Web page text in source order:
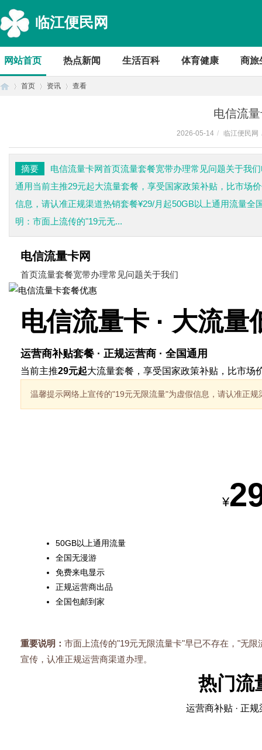
临江便民网
网站首页 热点新闻 生活百科 体育健康 商旅
首页 资讯 查看
电信流
2026-05-14 / 临江便民网
摘要
电信流量卡网首页流量套餐宽带办理常见问题关于我
通用当前主推29元起大流量套餐，享受国家政策补贴，比市场
信息，请认准正规渠道热销套餐¥29/月起50GB以上通用流量
明：市面上流传的"19元无...
电信流量卡网
首页流量套餐宽带办理常见问题关于我们
电信流量卡 · 大流量
运营商补贴套餐 · 正规运营商 · 全国通用
当前主推29元起大流量套餐，享受国家政策补贴，比市场
温馨提示网络上宣传的"19元无限流量"为虚假信息，请认准正规
¥
50GB以上通用流量
全国无漫游
免费来电显示
正规运营商出品
全国包邮到家
重要说明： 市面上流传的"19元无限流量卡"早已不存在，"无
宣传，认准正规运营商渠道办理。
热门流
运营商补贴 · 正规